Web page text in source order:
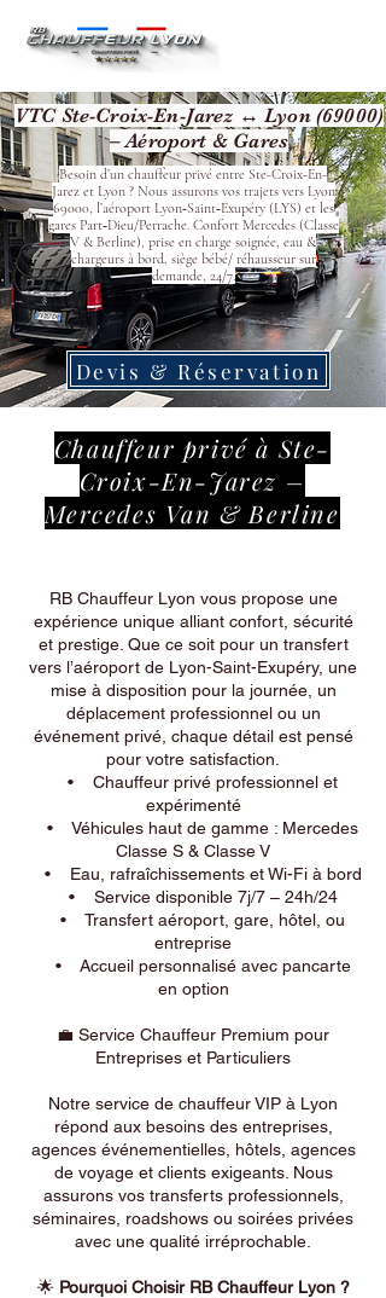
VTC Ste-Croix-En-Jarez ↔ Lyon (69000)
– Aéroport & Gares
Besoin d’un chauffeur privé entre Ste-Croix-En-
Jarez et Lyon ? Nous assurons vos trajets vers Lyon
69000, l’aéroport Lyon‑Saint‑Exupéry (LYS) et les
gares Part‑Dieu/Perrache. Confort Mercedes (Classe
V & Berline), prise en charge soignée, eau &
chargeurs à bord, siège bébé/ réhausseur sur
demande, 24/7.
Devis & Réservation
Chauffeur privé à Ste-
Croix-En-Jarez –
Mercedes Van & Berline
RB Chauffeur Lyon vous propose une
expérience unique alliant confort, sécurité
et prestige. Que ce soit pour un transfert
vers l’aéroport de Lyon-Saint-Exupéry, une
mise à disposition pour la journée, un
déplacement professionnel ou un
événement privé, chaque détail est pensé
pour votre satisfaction.
• Chauffeur privé professionnel et
expérimenté
• Véhicules haut de gamme : Mercedes
Classe S & Classe V
• Eau, rafraîchissements et Wi-Fi à bord
• Service disponible 7j/7 – 24h/24
• Transfert aéroport, gare, hôtel, ou
entreprise
• Accueil personnalisé avec pancarte
en option
💼 Service Chauffeur Premium pour
Entreprises et Particuliers
Notre service de chauffeur VIP à Lyon
répond aux besoins des entreprises,
agences événementielles, hôtels, agences
de voyage et clients exigeants. Nous
assurons vos transferts professionnels,
séminaires, roadshows ou soirées privées
avec une qualité irréprochable.
🌟 Pourquoi Choisir RB Chauffeur Lyon ?